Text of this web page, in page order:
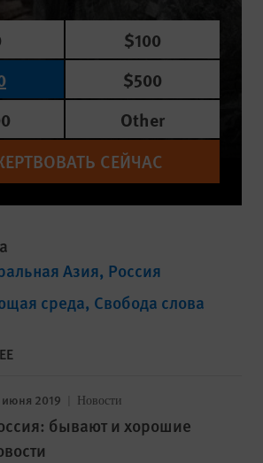
$100
$500
Other
СЕЙЧАС
Азия Россия
среда Свобода слова
июня 2019 Новости
бывают и хорошие